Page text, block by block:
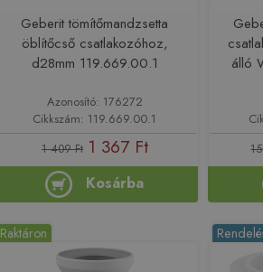
Geberit tömítőmandzsetta
öblítőcső csatlakozóhoz,
d28mm 119.669.00.1
Azonosító: 176272
Cikkszám: 119.669.00.1
1 409 Ft 1 367 Ft
Kosárba
álló
Raktáron